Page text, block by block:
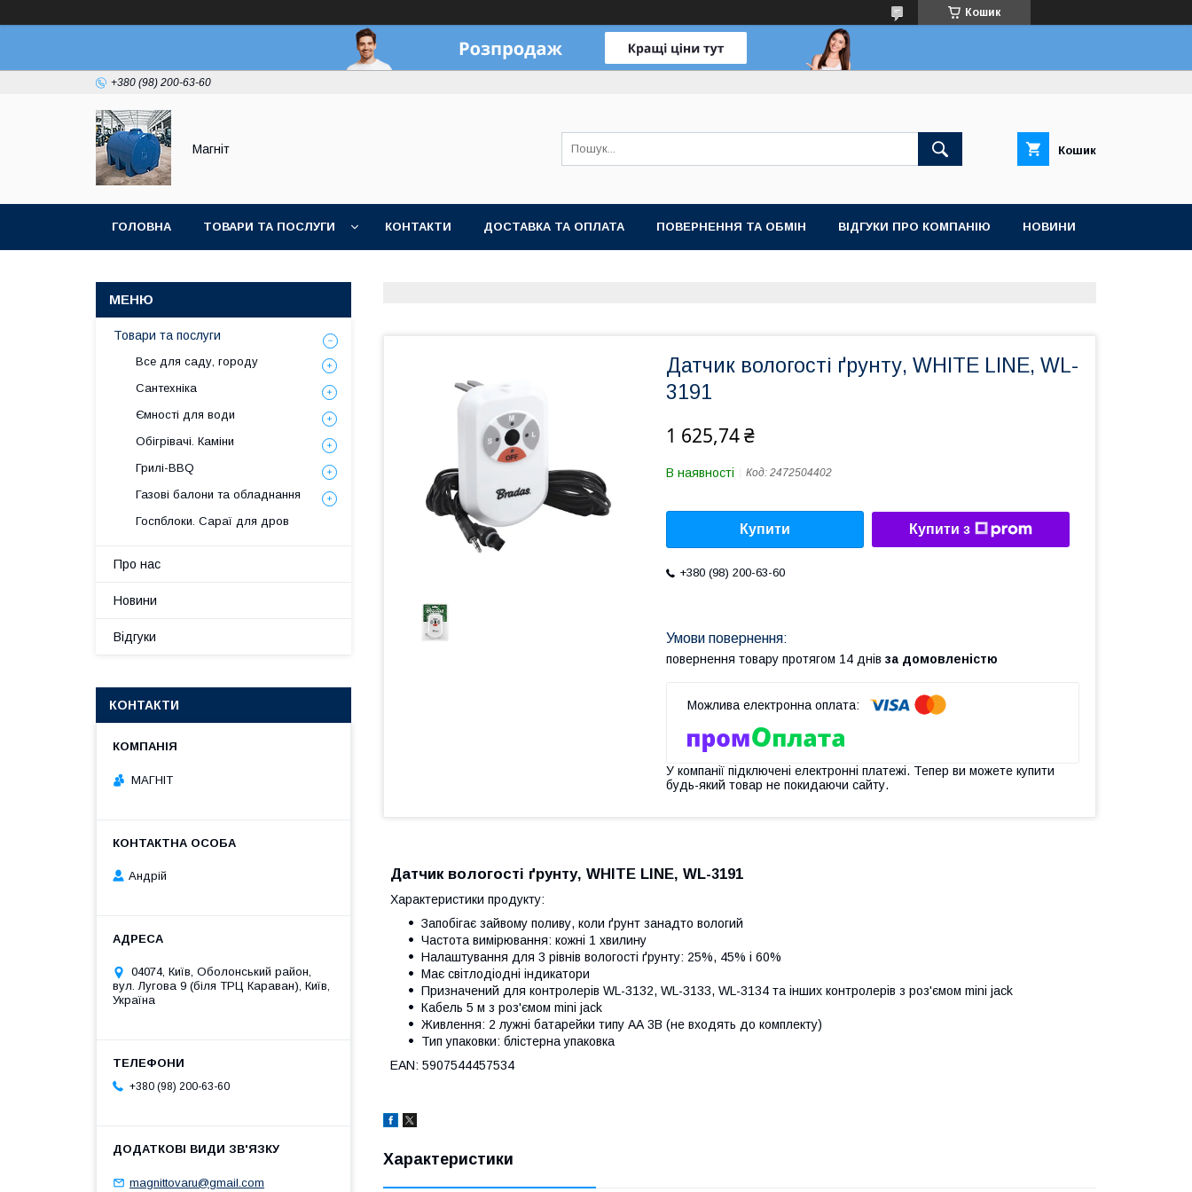
Кошик
+380 (98) 200-63-60
Магніт Кошик
ГОЛОВНА ТОВАРИ ТА ПОСЛУГИ КОНТАКТИ ДОСТАВКА ТА ОПЛАТА ПОВЕРНЕННЯ ТА ОБМІН ВІДГУКИ ПРО КОМПАНІЮ НОВИНИ
Датчик вологості ґрунту, WHITE LINE, WL-
3191
1 625,74 ₴
В наявності Код: 2472504402
Купити Купити з
+380 (98) 200-63-60
повернення товару протягом 14 днів за домовленістю
У компанії підключені електронні платежі. Тепер ви можете купити
будь-який товар не покидаючи сайту.
Датчик вологості ґрунту, WHITE LINE, WL-3191
Характеристики продукту:
Запобігає зайвому поливу, коли ґрунт занадто вологий
Частота вимірювання: кожні 1 хвилину
Налаштування для 3 рівнів вологості ґрунту: 25%, 45% i 60%
Має світлодіодні індикатори
Призначений для контролерів WL-3132, WL-3133, WL-3134 та інших контролерів з роз'ємом mini jack
Кабель 5 м з роз'ємом mini jack
Живлення: 2 лужні батарейки типу АА 3В (не входять до комплекту)
Тип упаковки: блістерна упаковка
EAN: 5907544457534
Характеристики
Товари та послуги
Все для саду, городу
Сантехніка
Ємності для води
Обігрівачі. Каміни
Грилі-BBQ
Газові балони та обладнання
Госпблоки. Сараї для дров
Про нас
Новини
Відгуки
КОНТАКТИ
МАГНІТ
Андрій
04074, Київ, Оболонський район,
вул. Лугова 9 (біля ТРЦ Караван), Київ,
Україна
+380 (98) 200-63-60
magnittovaru@gmail.com